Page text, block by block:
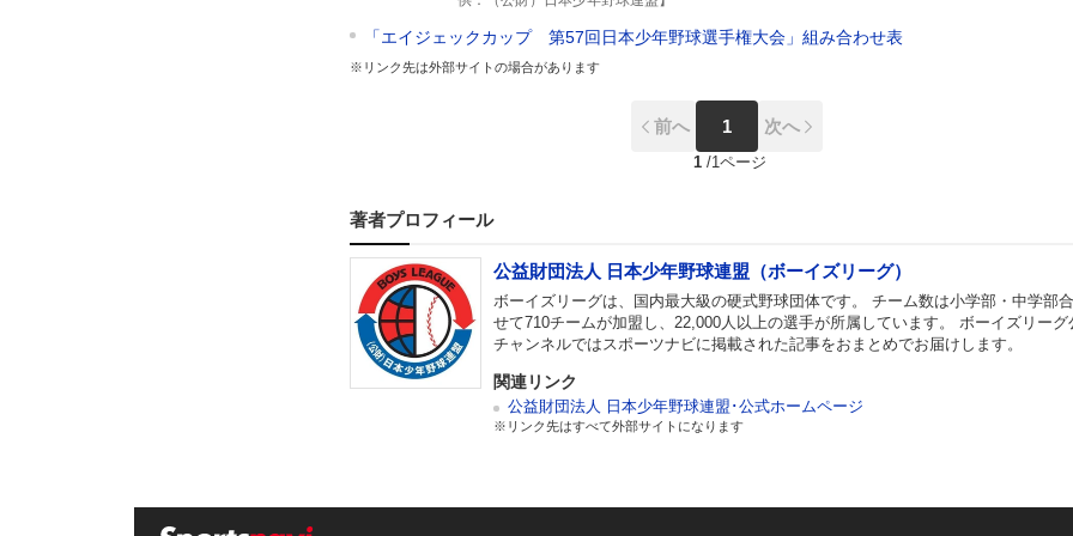
「エイジェックカップ 第57回日本少年野球選手権大会」組み合わせ表
※リンク先は外部サイトの場合があります
前へ 1 次へ
1 /1ページ
著者プロフィール
公益財団法人 日本少年野球連盟（ボーイズリーグ）
ボーイズリーグは、国内最大級の硬式野球団体です。 チーム数は小学部・中学部
せて710チームが加盟し、22,000人以上の選手が所属しています。 ボーイズリーグ
チャンネルではスポーツナビに掲載された記事をおまとめでお届けします。
関連リンク
公益財団法人 日本少年野球連盟･公式ホームページ
※リンク先はすべて外部サイトになります